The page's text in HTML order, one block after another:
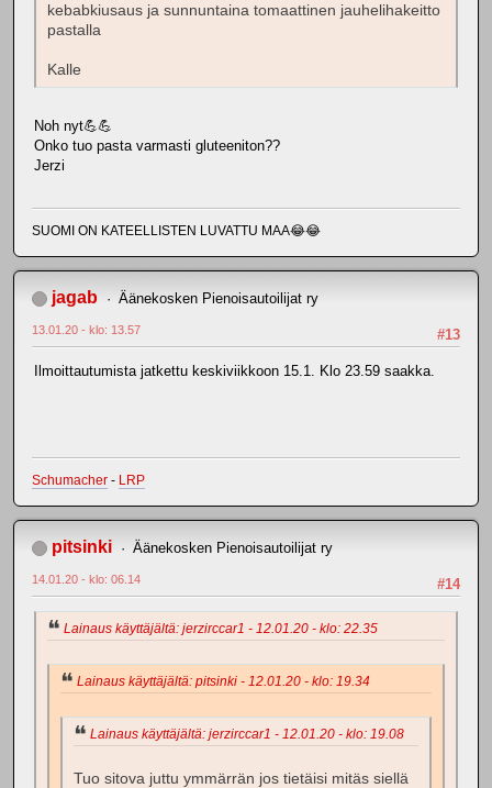
kebabkiusaus ja sunnuntaina tomaattinen jauhelihakeitto
pastalla
Kalle
Noh nyt💪💪
Onko tuo pasta varmasti gluteeniton??
Jerzi
SUOMI ON KATEELLISTEN LUVATTU MAA😂😂
jagab Äänekosken Pienoisautoilijat ry
#13
13.01.20 - klo: 13.57
Ilmoittautumista jatkettu keskiviikkoon 15.1. Klo 23.59 saakka.
Schumacher - LRP
pitsinki Äänekosken Pienoisautoilijat ry
#14
14.01.20 - klo: 06.14
Lainaus käyttäjältä: jerzirccar1 - 12.01.20 - klo: 22.35
Lainaus käyttäjältä: pitsinki - 12.01.20 - klo: 19.34
Lainaus käyttäjältä: jerzirccar1 - 12.01.20 - klo: 19.08
Tuo sitova juttu ymmärrän jos tietäisi mitäs siellä